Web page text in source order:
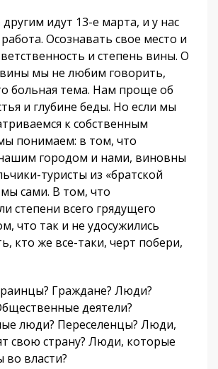
идут 13-е марта, и у нас
Осознавать свое место и
и степень вины. О
мы не любим говорить,
больная тема. Нам проще об
и глубине беды. Но если мы
к собственным
понимаем: в том, что
городом и нами, виновны
туристы из «братской
сами. В том, что
степени всего грядущего
что так и не удосужились
кто же все-таки, черт побери,
Граждане? Люди?
деятели?
люди? Переселенцы? Люди,
свою страну? Люди, которые
во власти?